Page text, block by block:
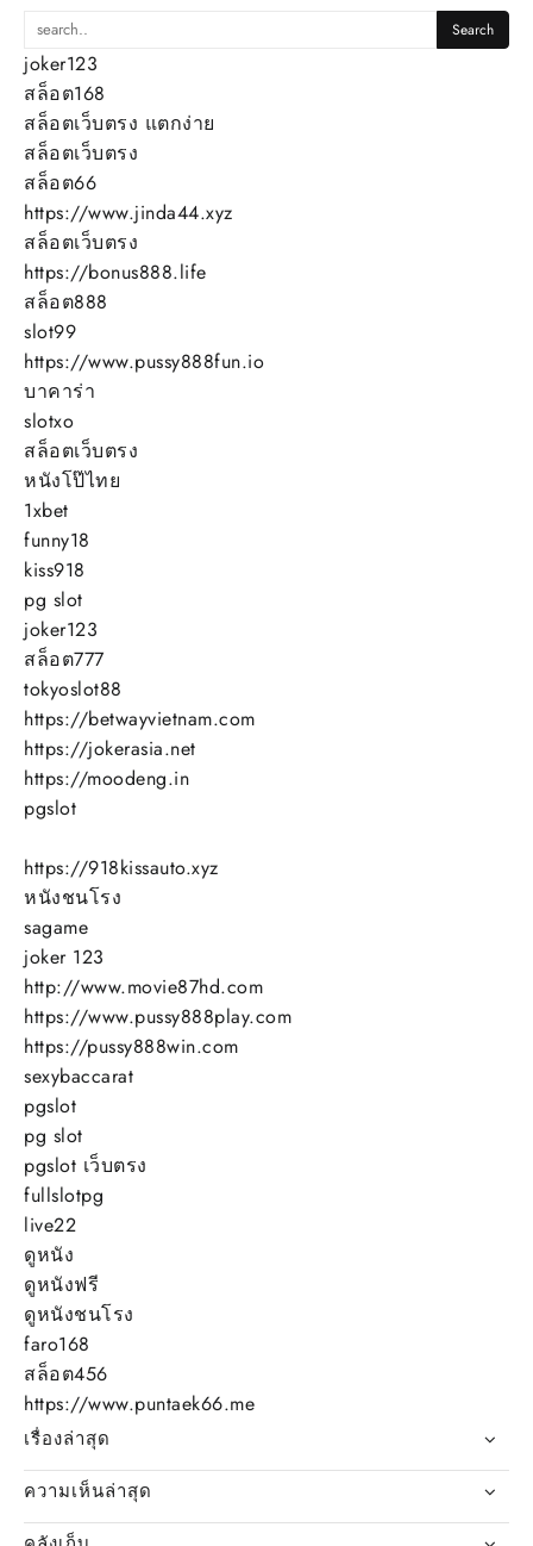
joker123
สล็อต168
สล็อตเว็บตรง แตกง่าย
สล็อตเว็บตรง
สล็อต66
https://www.jinda44.xyz
สล็อตเว็บตรง
https://bonus888.life
สล็อต888
slot99
https://www.pussy888fun.io
บาคาร่า
slotxo
สล็อตเว็บตรง
หนังโป๊ไทย
1xbet
funny18
kiss918
pg slot
joker123
สล็อต777
tokyoslot88
https://betwayvietnam.com
https://jokerasia.net
https://moodeng.in
pgslot
https://918kissauto.xyz
หนังชนโรง
sagame
joker 123
http://www.movie87hd.com
https://www.pussy888play.com
https://pussy888win.com
sexybaccarat
pgslot
pg slot
pgslot เว็บตรง
fullslotpg
live22
ดูหนัง
ดูหนังฟรี
ดูหนังชนโรง
faro168
สล็อต456
https://www.puntaek66.me
เรื่องล่าสุด
ความเห็นล่าสุด